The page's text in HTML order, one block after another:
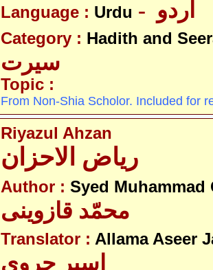
Language : Urdu
Category : Hadith and
سیرت
Topic :
From Non-Shia Scholor. Included for
Riyazul Ahzan
Author : Syed Muhammad
محمّد قازوینی
Translator : Allama Aseer
اسیر جروی